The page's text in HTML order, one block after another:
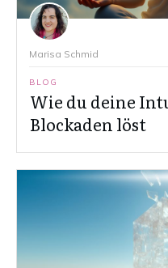
Marisa Schmid
BLOG
Wie du deine
Blockaden löst